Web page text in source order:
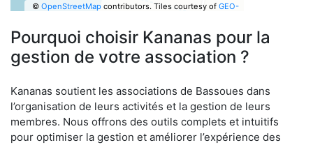
© OpenStreetMapcontributors. Tiles courtesy of GEO-
Pourquoi choisir Kananas pour la
gestion de votre association ?
Kananas soutient les associations de Bassoues dans
l’organisation de leurs activités et la gestion de leurs
membres. Nous offrons des outils complets et intuitifs
pour optimiser la gestion et améliorer l’expérience des